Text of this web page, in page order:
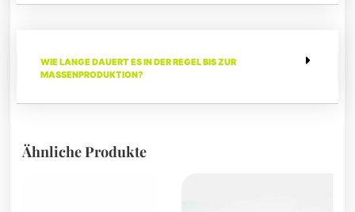
WIE LANGE DAUERT ES IN DER REGEL BIS ZUR
MASSENPRODUKTION?
Ähnliche Produkte